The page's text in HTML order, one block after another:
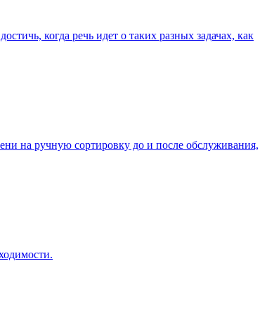
когда речь идет о таких разных задачах, как
на ручную сортировку до и после обслуживания,